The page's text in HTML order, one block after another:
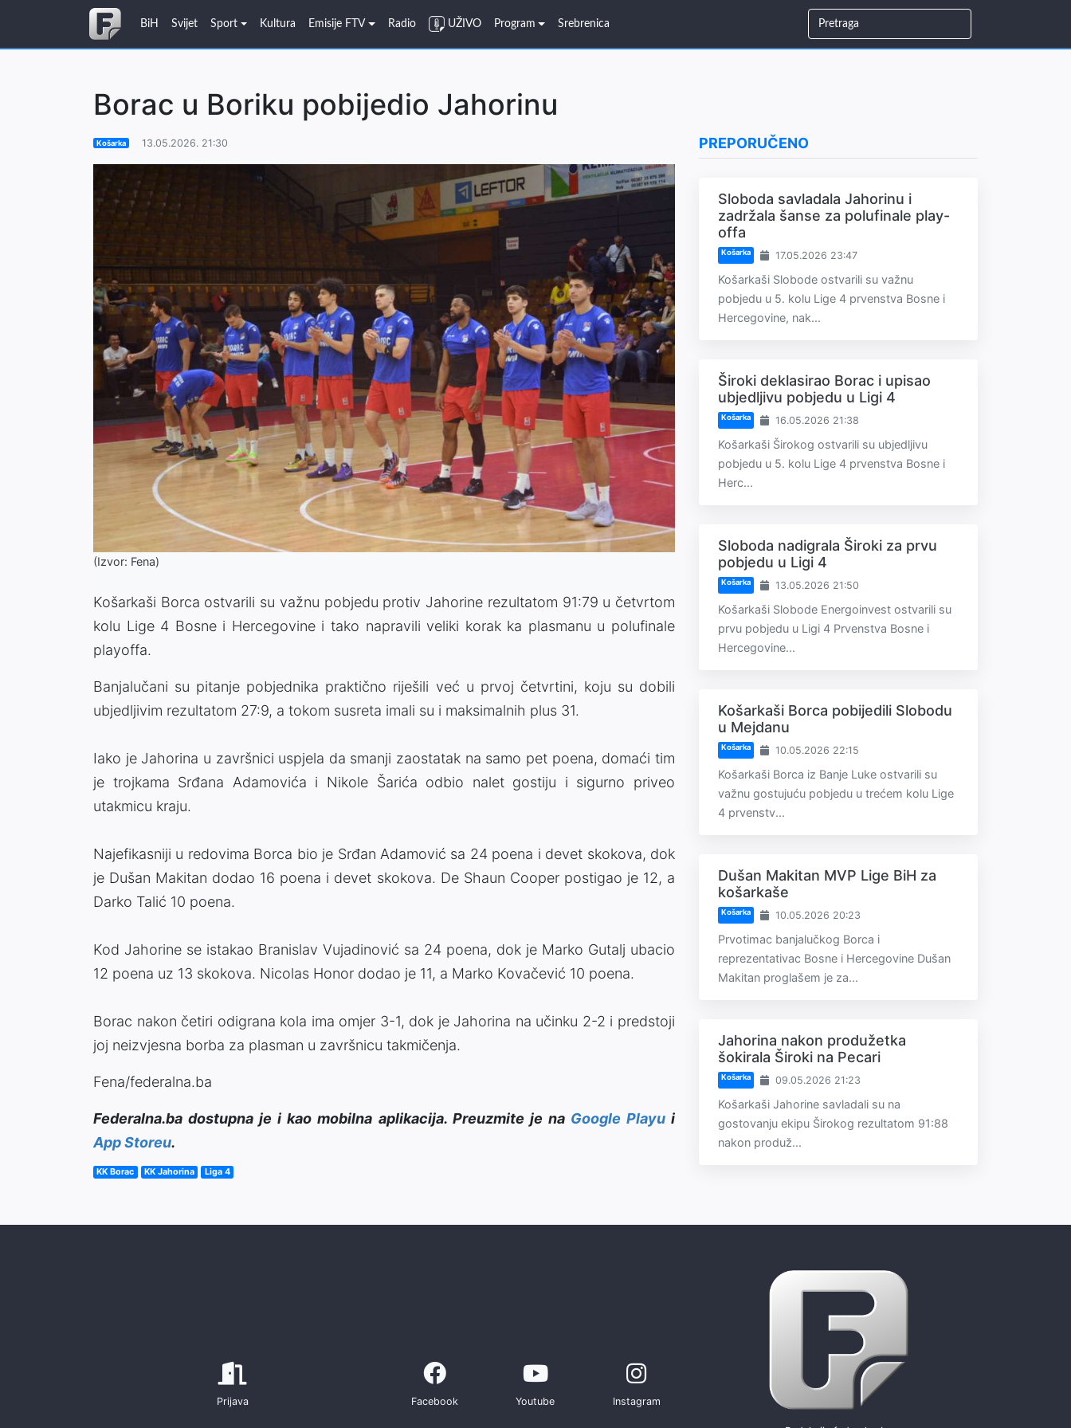
BiH Svijet Sport Kultura Emisije FTV Radio UŽIVO Program Srebrenica
Borac u Boriku pobijedio Jahorinu
Košarka 13.05.2026. 21:30
(Izvor: Fena)
Košarkaši Borca ostvarili su važnu pobjedu protiv Jahorine rezultatom 91:79 u četvrtom
kolu Lige 4 Bosne i Hercegovine i tako napravili veliki korak ka plasmanu u polufinale
playoffa.
Banjalučani su pitanje pobjednika praktično riješili već u prvoj četvrtini, koju su dobili
ubjedljivim rezultatom 27:9, a tokom susreta imali su i maksimalnih plus 31.
Iako je Jahorina u završnici uspjela da smanji zaostatak na samo pet poena, domaći tim
je trojkama Srđana Adamovića i Nikole Šarića odbio nalet gostiju i sigurno priveo
utakmicu kraju.
Najefikasniji u redovima Borca bio je Srđan Adamović sa 24 poena i devet skokova, dok
je Dušan Makitan dodao 16 poena i devet skokova. De Shaun Cooper postigao je 12, a
Darko Talić 10 poena.
Kod Jahorine se istakao Branislav Vujadinović sa 24 poena, dok je Marko Gutalj ubacio
12 poena uz 13 skokova. Nicolas Honor dodao je 11, a Marko Kovačević 10 poena.
Borac nakon četiri odigrana kola ima omjer 3-1, dok je Jahorina na učinku 2-2 i predstoji
joj neizvjesna borba za plasman u završnicu takmičenja.
Fena/federalna.ba
Federalna.ba dostupna je i kao mobilna aplikacija. Preuzmite je na Google Playui
App Storeu.
KK Borac KK Jahorina Liga 4
PREPORUČENO
Sloboda savladala Jahorinu i
zadržala šanse za polufinale play-
offa
Košarka 17.05.2026 23:47
Košarkaši Slobode ostvarili su važnu
pobjedu u 5. kolu Lige 4 prvenstva Bosne i
Hercegovine, nak...
Široki deklasirao Borac i upisao
ubjedljivu pobjedu u Ligi 4
Košarka 16.05.2026 21:38
Košarkaši Širokog ostvarili su ubjedljivu
pobjedu u 5. kolu Lige 4 prvenstva Bosne i
Herc...
Sloboda nadigrala Široki za prvu
pobjedu u Ligi 4
Košarka 13.05.2026 21:50
Košarkaši Slobode Energoinvest ostvarili su
prvu pobjedu u Ligi 4 Prvenstva Bosne i
Hercegovine...
Košarkaši Borca pobijedili Slobodu
u Mejdanu
Košarka 10.05.2026 22:15
Košarkaši Borca iz Banje Luke ostvarili su
važnu gostujuću pobjedu u trećem kolu Lige
4 prvenstv...
Dušan Makitan MVP Lige BiH za
košarkaše
Košarka 10.05.2026 20:23
Prvotimac banjalučkog Borca i
reprezentativac Bosne i Hercegovine Dušan
Makitan proglašem je za...
Jahorina nakon produžetka
šokirala Široki na Pecari
Košarka 09.05.2026 21:23
Košarkaši Jahorine savladali su na
gostovanju ekipu Širokog rezultatom 91:88
nakon produž...
Prijava Facebook Youtube Instagram